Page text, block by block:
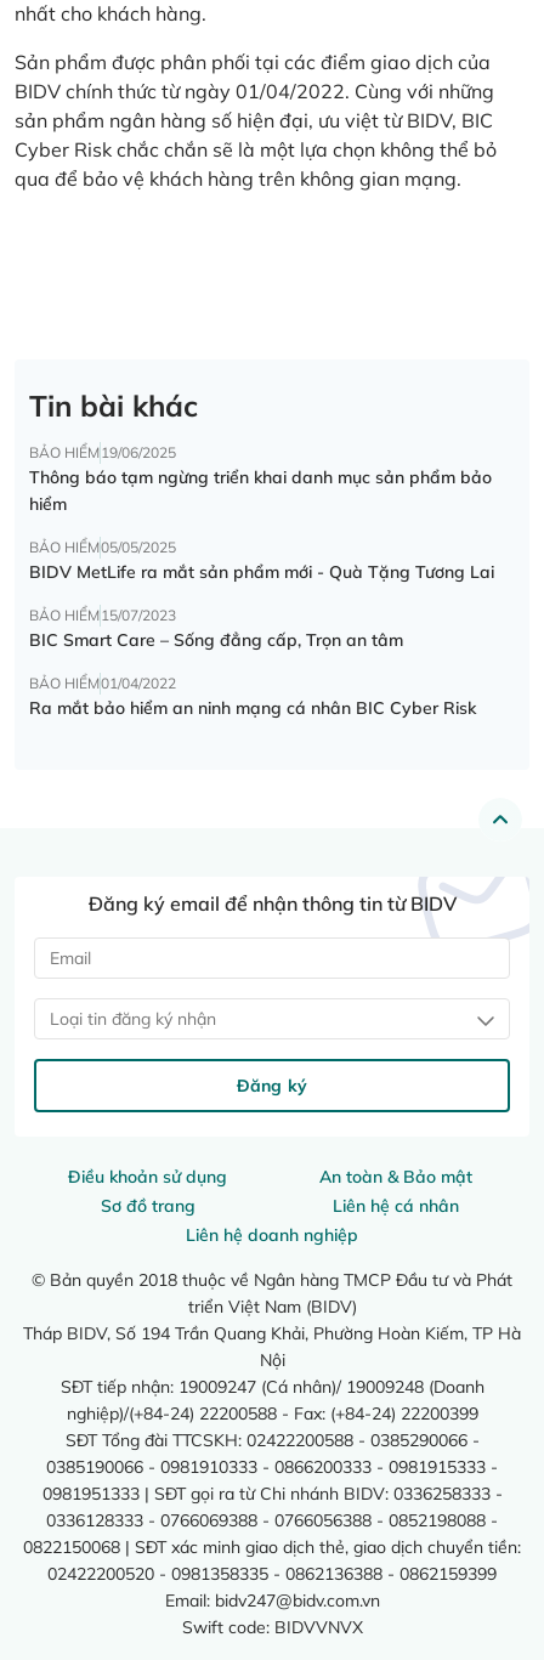
nhất cho khách hàng.
Sản phẩm được phân phối tại các điểm giao dịch của
BIDV chính thức từ ngày 01/04/2022. Cùng với những
sản phẩm ngân hàng số hiện đại, ưu việt từ BIDV, BIC
Cyber Risk chắc chắn sẽ là một lựa chọn không thể bỏ
qua để bảo vệ khách hàng trên không gian mạng.
Tin bài khác
BẢO HIỂM19/06/2025
Thông báo tạm ngừng triển khai danh mục sản phẩm bảo
hiểm
BẢO HIỂM05/05/2025
BIDV MetLife ra mắt sản phẩm mới - Quà Tặng Tương Lai
BẢO HIỂM15/07/2023
BIC Smart Care – Sống đẳng cấp, Trọn an tâm
BẢO HIỂM01/04/2022
Ra mắt bảo hiểm an ninh mạng cá nhân BIC Cyber Risk
Điều khoản sử dụng
An toàn & Bảo mật
Sơ đồ trang
Liên hệ cá nhân
Liên hệ doanh nghiệp
© Bản quyền 2018 thuộc về Ngân hàng TMCP Đầu tư và Phát
triển Việt Nam (BIDV)
Tháp BIDV, Số 194 Trần Quang Khải, Phường Hoàn Kiếm, TP Hà
Nội
SĐT tiếp nhận: 19009247 (Cá nhân)/ 19009248 (Doanh
nghiệp)/(+84-24) 22200588 - Fax: (+84-24) 22200399
SĐT Tổng đài TTCSKH: 02422200588 - 0385290066 -
0385190066 - 0981910333 - 0866200333 - 0981915333 -
0981951333 | SĐT gọi ra từ Chi nhánh BIDV: 0336258333 -
0336128333 - 0766069388 - 0766056388 - 0852198088 -
0822150068 | SĐT xác minh giao dịch thẻ, giao dịch chuyển tiền:
02422200520 - 0981358335 - 0862136388 - 0862159399
Email: bidv247@bidv.com.vn
Swift code: BIDVVNVX
Đăng ký email để nhận thông tin từ BIDV
Loại tin đăng ký nhận
Đăng ký